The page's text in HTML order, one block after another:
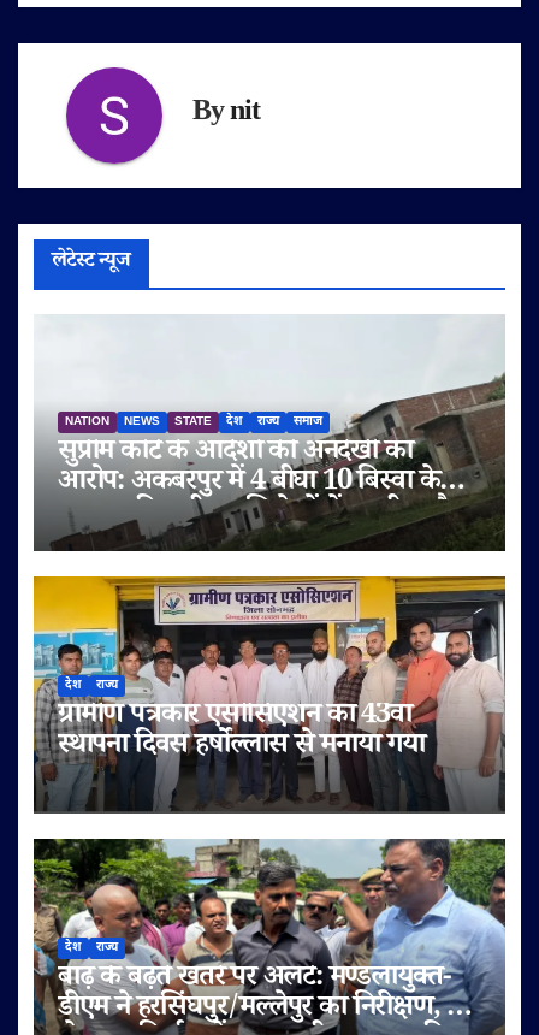
Bynit
लेटेस्ट न्यूज
NATION NEWS STATE देश राज्य समाज
सुप्रीम कोर्ट के आदेशों की अनदेखी का
आरोप: अकबरपुर में 4 बीघा 10 बिस्वा के
तालाब की जमीन अभिलेखों में बदली, अवैध
प्लॉटिंग का भी दावा
देश राज्य
ग्रामीण पत्रकार एसोसिएशन का 43वां
स्थापना दिवस हर्षोल्लास से मनाया गया
देश राज्य
बाढ़ के बढ़ते खतरे पर अलर्ट: मण्डलायुक्त-
डीएम ने हरसिंघपुर/मल्लेपुर का निरीक्षण, 6